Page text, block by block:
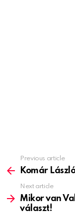
more
Previous article
Komár
Next article
Mikor van
választ!